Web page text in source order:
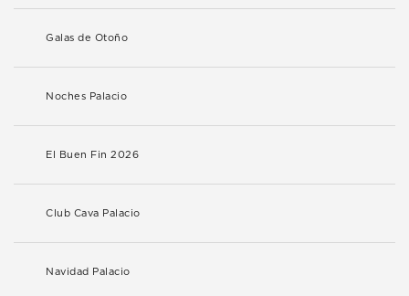
Galas de Otoño
Noches Palacio
El Buen Fin 2026
Club Cava Palacio
Navidad Palacio